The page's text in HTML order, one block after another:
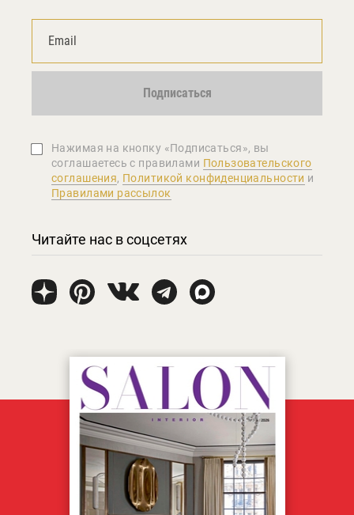
Подписаться
Нажимая на кнопку «Подписаться», вы
соглашаетеcь с правилами Пользовательского
соглашения, Политикой конфиденциальности и
Правилами рассылок
Читайте нас в соцсетях